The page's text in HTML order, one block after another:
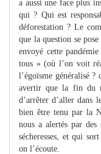
a aussi une face plus
qui ? Qui est
déforestation ? Le
que la question se
envoyé cette
tous » (où l’on voit
l’égoïsme généralisé
avertir que la fin du
d’arrêter d’aller dans
bien être tenu par la
nous a alertés par des
sécheresses, et qui
on l’écoute.